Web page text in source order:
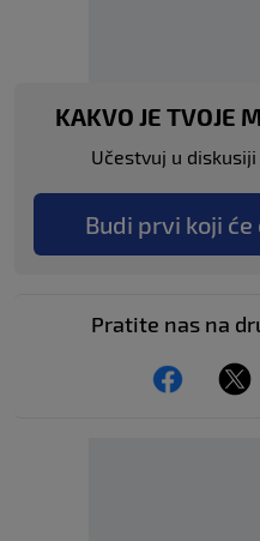
KAKVO JE TVOJE
Učestvuj u
Budi prvi koji
Pratite nas na